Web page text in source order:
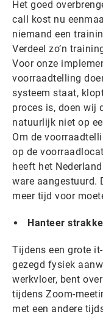
Het goed
call kost nu
niemand een
Verdeel zo’n
Voor onze
voorraadtelling
systeem staat,
proces is, doen wij
natuurlijk niet op
Om de
op de
heeft het
ware aangestuurd.
meer tijd voor
Hanteer
Tijdens een grote
gezegd fysiek
werkvloer, bent
tijdens Zoom-
met een andere